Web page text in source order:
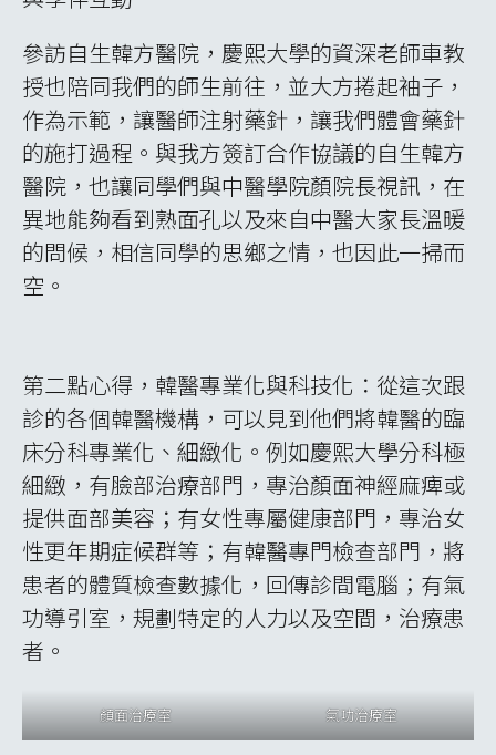
執行本計畫之感想
回顧本次計畫執行，感觸良多，總結六點心得
如下。第一、用心：從我們接機落地開始，慶
熙大學韓醫學院的資深老師車教授，以及負責
人李教授便到機場接機，並陪伴我們坐車到旅
館，車程約一小時；在飯店等候我們的，則是
協助翻譯的黃老師，學生學伴，以及去年協助
我們現已卸下職務的全教授，所有慶熙師長忙
裡忙外，等到安置我們至各房間就寢，時間已
容。實習期間，接待我們的李教授每天早起，
開車至飯店大廳等候與指引學生前往實習機
構，再驅車回到慶熙大學上班。在慶熙跟診過
程，專長中風與復健的金醫師，並沒有讓我們
只是侷限在門診跟診，還帶領我們到病房，參
與他每日的住院患者治療，同時將每位住院患
者的狀況提前記錄下來印成清單，以便我們了
解；專長美顏針之李醫師，耐心的幫我們解
惑，即便門診人滿為患，仍抽空將我們帶到美
顏中心，體驗並了解各種設備之功用，診務忙
碌之間，臉上總是掛滿笑容，真不愧是”美
顏”專家。